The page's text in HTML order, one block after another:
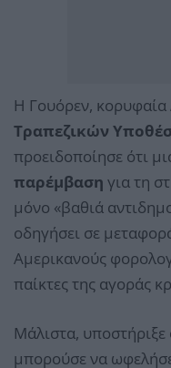
Η Γουόρεν,
Τραπεζικών
προειδοποίησε ότι
παρέμβαση για τη
μόνο «βαθιά
οδηγήσει σε
Αμερικανούς
παίκτες της αγοράς
Μάλιστα, υποστήριξε
μπορούσε να